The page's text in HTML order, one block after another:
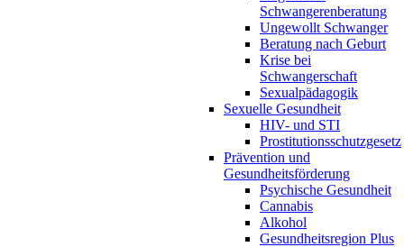
Schwangerenberatung
Ungewollt Schwanger
Beratung nach Geburt
Krise bei
Schwangerschaft
Sexualpädagogik
Sexuelle Gesundheit
HIV- und STI
Prostitutionsschutzgesetz
Prävention und
Gesundheitsförderung
Psychische Gesundheit
Cannabis
Alkohol
Gesundheitsregion Plus